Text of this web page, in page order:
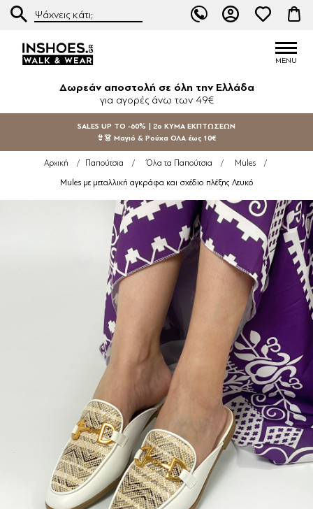
Δωρεάν αποστολή σε όλη την Ελλάδα
για αγορές άνω των 49€
SALES UP TO -60% | 2ο ΚΥΜΑ ΕΚΠΤΩΣΕΩΝ
👙👗 Μαγιό & Ρούχα ΟΛΑ έως 10€
Αρχική / Παπούτσια / Όλα τα Παπούτσια / Mules /
Mules με μεταλλική αγκράφα και σχέδιο πλέξης Λευκό